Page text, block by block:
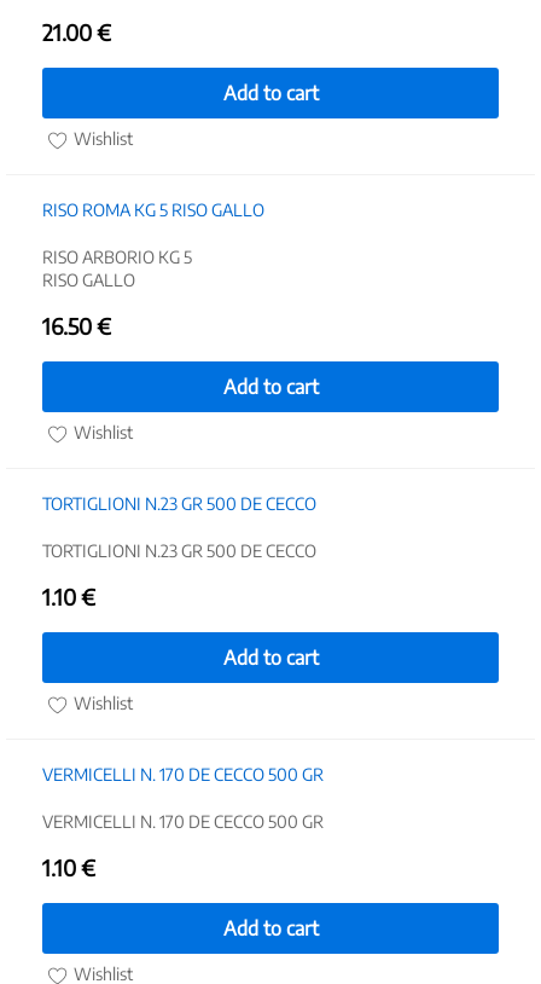
21.00€
Add to cart
Wishlist
RISO ROMA KG 5 RISO GALLO
RISO ARBORIO KG 5
RISO GALLO
16.50€
Add to cart
Wishlist
TORTIGLIONI N.23 GR 500 DE CECCO
TORTIGLIONI N.23 GR 500 DE CECCO
1.10€
Add to cart
Wishlist
VERMICELLI N. 170 DE CECCO 500 GR
VERMICELLI N. 170 DE CECCO 500 GR
1.10€
Add to cart
Wishlist